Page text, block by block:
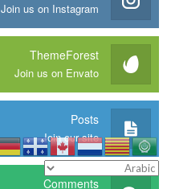
Join us on Instagram
ThemeForest
Join us on Envato
Posts
Join our site
Comments